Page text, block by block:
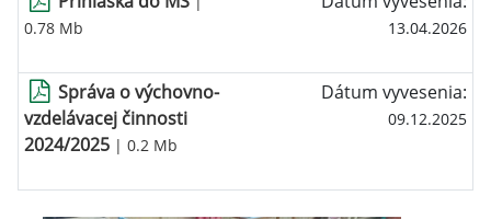
0.78 Mb
13.04.2026
Správa o výchovno-
vzdelávacej činnosti
2024/2025 | 0.2 Mb
Dátum vyvesenia:
09.12.2025